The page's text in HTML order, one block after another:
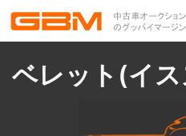
ベレット(イ